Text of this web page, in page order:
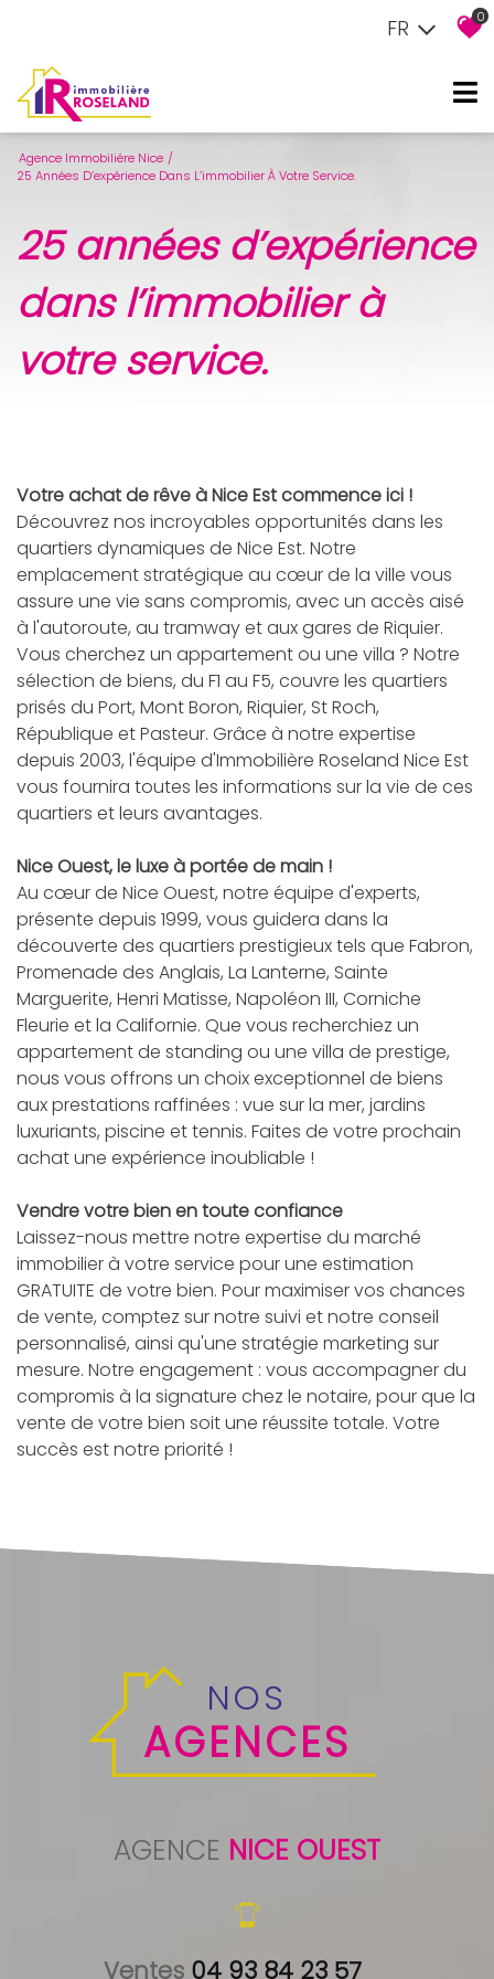
FR 0
Agence Immobiliére Nice
25 Années D’expérience Dans L’immobilier À Votre Service.
25 années d’expérience
dans l’immobilier à
votre service.
Votre achat de rêve à Nice Est commence ici !
Découvrez nos incroyables opportunités dans les
quartiers dynamiques de Nice Est. Notre
emplacement stratégique au cœur de la ville vous
assure une vie sans compromis, avec un accès aisé
à l'autoroute, au tramway et aux gares de Riquier.
Vous cherchez un appartement ou une villa ? Notre
sélection de biens, du F1 au F5, couvre les quartiers
prisés du Port, Mont Boron, Riquier, St Roch,
République et Pasteur. Grâce à notre expertise
depuis 2003, l'équipe d'Immobilière Roseland Nice Est
vous fournira toutes les informations sur la vie de ces
quartiers et leurs avantages.
Nice Ouest, le luxe à portée de main !
Au cœur de Nice Ouest, notre équipe d'experts,
présente depuis 1999, vous guidera dans la
découverte des quartiers prestigieux tels que Fabron,
Promenade des Anglais, La Lanterne, Sainte
Marguerite, Henri Matisse, Napoléon III, Corniche
Fleurie et la Californie. Que vous recherchiez un
appartement de standing ou une villa de prestige,
nous vous offrons un choix exceptionnel de biens
aux prestations raffinées : vue sur la mer, jardins
luxuriants, piscine et tennis. Faites de votre prochain
achat une expérience inoubliable !
Vendre votre bien en toute confiance
Laissez-nous mettre notre expertise du marché
immobilier à votre service pour une estimation
GRATUITE de votre bien. Pour maximiser vos chances
de vente, comptez sur notre suivi et notre conseil
personnalisé, ainsi qu'une stratégie marketing sur
mesure. Notre engagement : vous accompagner du
compromis à la signature chez le notaire, pour que la
vente de votre bien soit une réussite totale. Votre
succès est notre priorité !
AGENCE NICE OUEST
Ventes 04 93 84 23 57
NOS
AGENCES